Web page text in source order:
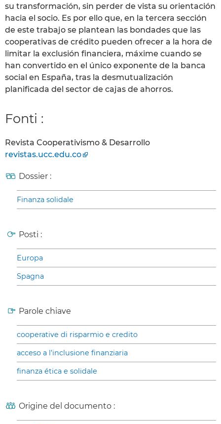
su transformación, sin perder de vista su orientación
hacia el socio. Es por ello que, en la tercera sección
de este trabajo se plantean las bondades que las
cooperativas de crédito pueden ofrecer a la hora de
limitar la exclusión financiera, máxime cuando se
han convertido en el único exponente de la banca
social en España, tras la desmutualización
planificada del sector de cajas de ahorros.
Fonti :
Revista Cooperativismo & Desarrollo
revistas.ucc.edu.co
Dossier :
Finanza solidale
Posti :
Europa
Spagna
Parole chiave
cooperative di risparmio e credito
acceso a l’inclusione finanziaria
finanza ética e solidale
Origine del documento :